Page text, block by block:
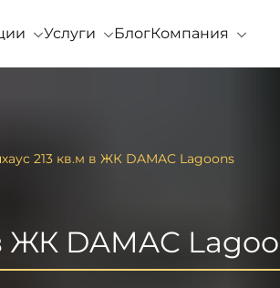
Услуги БлогКомпания
213 кв.м в ЖК DAMAC Lagoons
ЖК DAMAC